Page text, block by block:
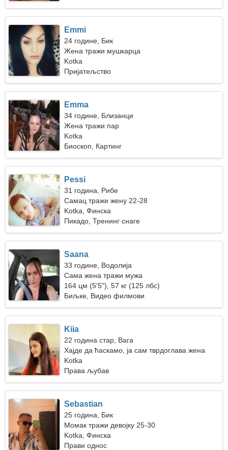
Emmi
24 године, Бик
Жена тражи мушкарца
Kotka
Пријатељство
Emma
34 године, Близанци
Жена тражи пар
Kotka
Биоскоп, Картинг
Pessi
31 година, Рибе
Самац тражи жену 22-28
Kotka, Финска
Пикадо, Тренинг снаге
Saana
33 године, Водолија
Сама жена тражи мужа
164 цм (5'5"), 57 кг (125 лбс)
Биљке, Видео филмови
Kiia
22 година стар, Вага
Хајде да ћаскамо, ја сам тврдоглава жена
Kotka
Права љубав
Sebastian
25 година, Бик
Момак тражи девојку 25-30
Kotka, Финска
Прави однос